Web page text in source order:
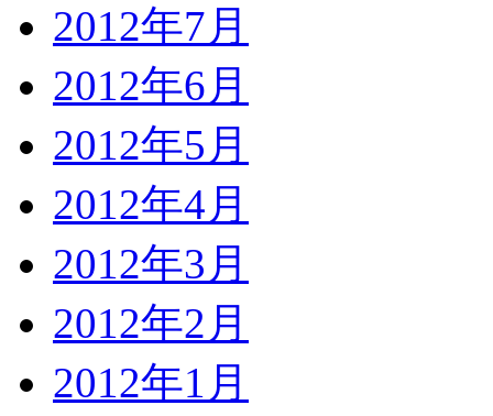
2012年7月
2012年6月
2012年5月
2012年4月
2012年3月
2012年2月
2012年1月